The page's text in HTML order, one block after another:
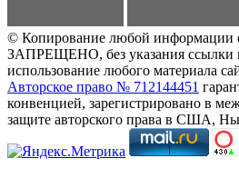
© Копирование любой информации
ЗАПРЕЩЕНО, без указания ссылки
использование любого материала
Авторское право № 712144451
конвенцией, зарегистрировано в
защите авторского права в США,